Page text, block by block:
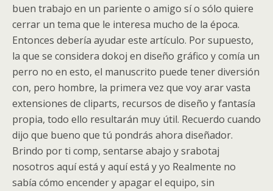
buen trabajo en un pariente o amigo sí o sólo quiere
cerrar un tema que le interesa mucho de la época.
Entonces debería ayudar este artículo. Por supuesto,
la que se considera dokoj en diseño gráfico y comía un
perro no en esto, el manuscrito puede tener diversión
con, pero hombre, la primera vez que voy arar vasta
extensiones de cliparts, recursos de diseño y fantasía
propia, todo ello resultarán muy útil. Recuerdo cuando
dijo que bueno que tú pondrás ahora diseñador.
Brindo por ti comp, sentarse abajo y srabotaj
nosotros aquí está y aquí está y yo Realmente no
sabía cómo encender y apagar el equipo, sin